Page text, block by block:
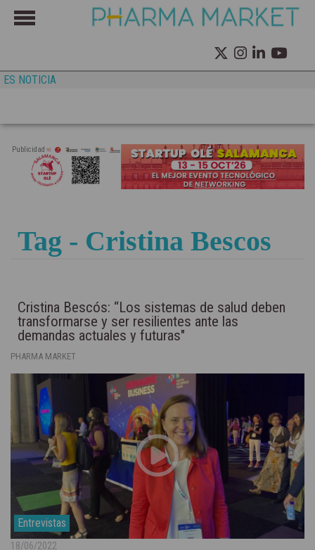
ES NOTICIA
Publicidad
Tag - Cristina Bescos
Cristina Bescós: “Los sistemas de salud deben
transformarse y ser resilientes ante las
demandas actuales y futuras"
PHARMA MARKET
Entrevistas
18/06/2022